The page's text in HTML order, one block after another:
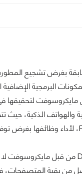
بغرض تشجيع
مايكروسوفت